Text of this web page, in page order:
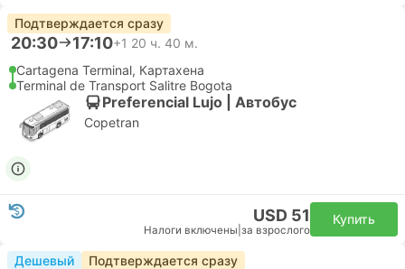
Подтверждается сразу
20:30 17:10+1 20 ч. 40 м.
Cartagena Terminal, Картахена
Terminal de Transport Salitre Bogota
Preferencial Lujo | Автобус
Copetran
USD 51
Налоги включены за взрослого
Купить
Дешевый Подтверждается сразу